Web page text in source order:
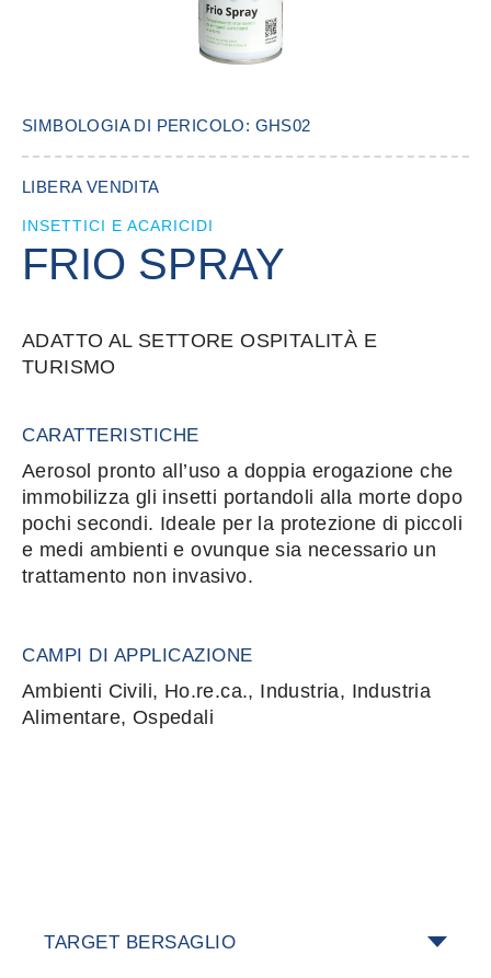
SIMBOLOGIA DI PERICOLO: GHS02
LIBERA VENDITA
INSETTICI E ACARICIDI
FRIO SPRAY
ADATTO AL SETTORE OSPITALITÀ E
TURISMO
CARATTERISTICHE
Aerosol pronto all’uso a doppia erogazione che
immobilizza gli insetti portandoli alla morte dopo
pochi secondi. Ideale per la protezione di piccoli
e medi ambienti e ovunque sia necessario un
trattamento non invasivo.
CAMPI DI APPLICAZIONE
Ambienti Civili, Ho.re.ca., Industria, Industria
Alimentare, Ospedali
TARGET BERSAGLIO